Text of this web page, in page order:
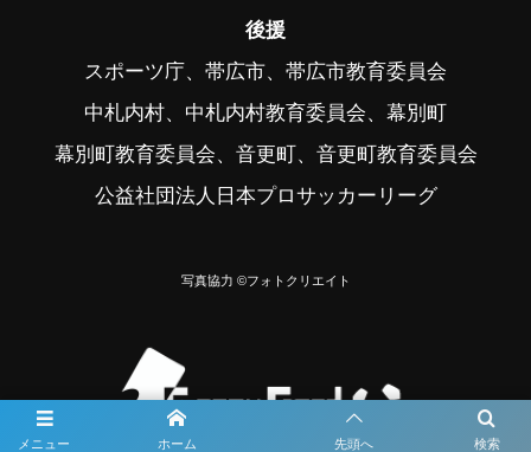
メニュー 検索
ホーム 先頭へ
後援
スポーツ庁、帯広市、帯広市教育委員会
中札内村、中札内村教育委員会、幕別町
幕別町教育委員会、音更町、音更町教育委員会
公益社団法人日本プロサッカーリーグ
写真協力 ©フォトクリエイト